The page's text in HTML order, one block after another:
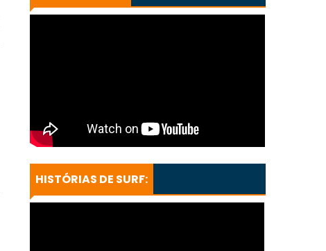
HISTÓRIAS DE SURF: